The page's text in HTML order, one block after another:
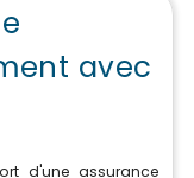
avec
d'une assurance